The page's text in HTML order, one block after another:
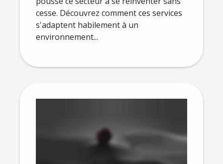
cesse. Découvrez comment ces services
s'adaptent habilement à un
environnement...